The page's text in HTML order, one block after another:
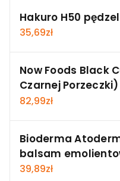
Hakuro H50
35,69zł
Now Foods Black
Czarnej Porzeczki)
82,99zł
Bioderma
balsam
39,89zł